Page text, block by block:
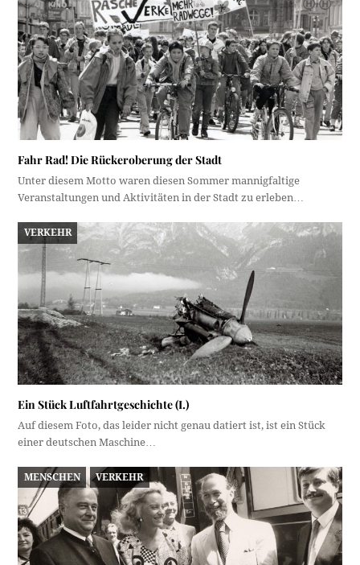
Fahr Rad! Die Rückeroberung der Stadt
Unter diesem Motto waren diesen Sommer mannigfaltige
Veranstaltungen und Aktivitäten in der Stadt zu erleben…
VERKEHR
Ein Stück Luftfahrtgeschichte (I.)
Auf diesem Foto, das leider nicht genau datiert ist, ist ein Stück
einer deutschen Maschine…
MENSCHEN VERKEHR